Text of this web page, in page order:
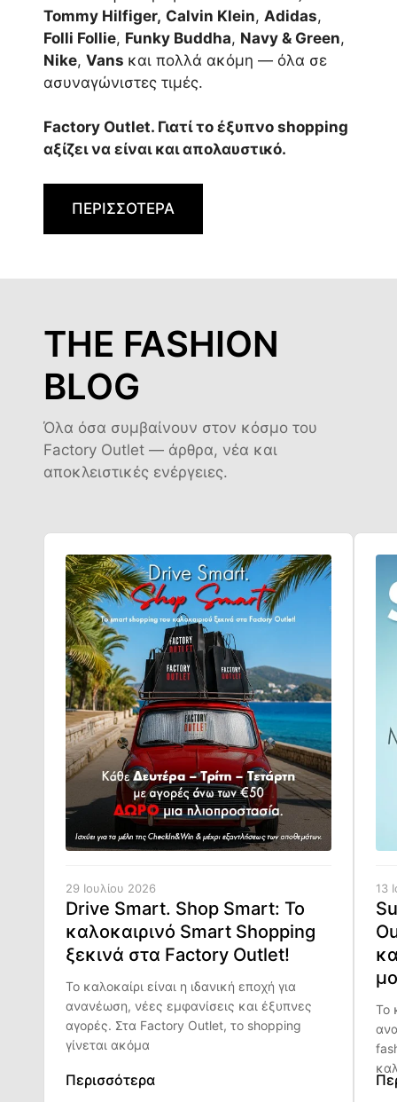
Tommy Hilfiger, Calvin Klein, Adidas,
Folli Follie, Funky Buddha, Navy & Green,
Nike, Vans και πολλά ακόμη — όλα σε
ασυναγώνιστες τιμές.
Factory Outlet. Γιατί το έξυπνο shopping
αξίζει να είναι και απολαυστικό.
ΠΕΡΙΣΣΟΤΕΡΑ
THE FASHION
BLOG
Όλα όσα συμβαίνουν στον κόσμο του
Factory Outlet — άρθρα, νέα και
αποκλειστικές ενέργειες.
29 Ιουλίου 2026
Drive Smart. Shop Smart: Το
καλοκαιρινό Smart Shopping
ξεκινά στα Factory Outlet!
Το καλοκαίρι είναι η ιδανική εποχή για
ανανέωση, νέες εμφανίσεις και έξυπνες
αγορές. Στα Factory Outlet, το shopping
γίνεται ακόμα
Περισσότερα
13
Το